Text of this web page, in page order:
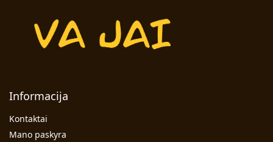
Informacija
Kontaktai
Mano paskyra